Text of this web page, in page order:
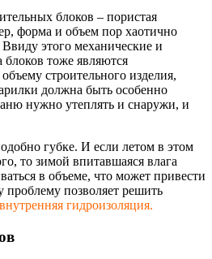
блоков – пористая
форма и объем пор хаотично
этого механические и
блоков тоже являются
строительного изделия,
должна быть особенно
нужно утеплять и снаружи, и
губке. И если летом в этом
то зимой впитавшаяся влага
в объеме, что может привести
позволяет решить
гидроизоляция.